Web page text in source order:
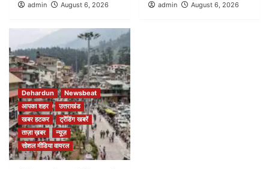
admin August 6, 2026 admin August 6, 2026
Dehardun
Newsbeat
आपका शहर
उत्तराखंड
खबर हटकर
ट्रेंडिंग खबरें
ताज़ा ख़बर
न्यूज़
सोशल मीडिया वायरल